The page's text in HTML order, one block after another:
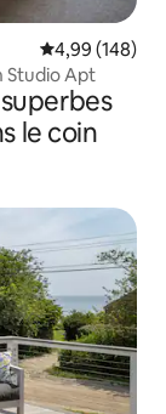
Note
4,99 (148)
Studio Apt
le coin